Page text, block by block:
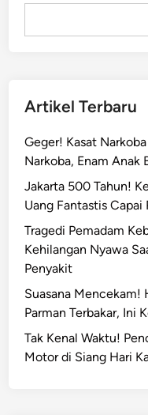
Artikel Terbaru
Geger! Kasat
Narkoba, Enam Anak
Jakarta 500 Tahun!
Uang Fantastis
Tragedi Pemadam
Kehilangan Nyawa
Penyakit
Suasana Mencekam!
Parman Terbakar, Ini
Tak Kenal Waktu!
Motor di Siang Hari